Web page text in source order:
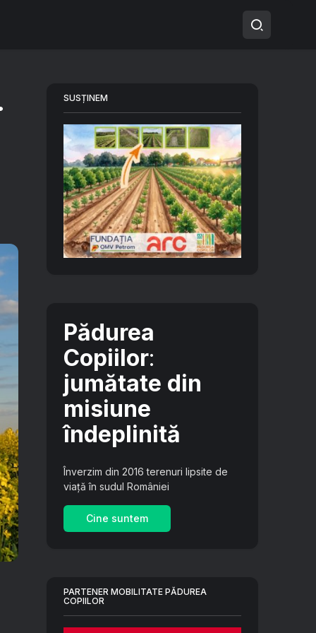
SUSȚINEM
Pădurea
Copiilor:
jumătate din
misiune
îndeplinită
Înverzim din 2016 terenuri lipsite de
viață în sudul României
Cine suntem
PARTENER MOBILITATE PĂDUREA
COPIILOR